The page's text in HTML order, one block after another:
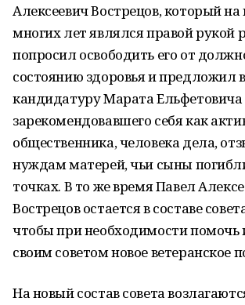
Алексеевич Вострецов, который
многих лет являлся правой рукой
попросил освободить его от
состоянию здоровья и предложил
кандидатуру Марата
зарекомендовавшего себя как
общественника, человека дела,
нуждам матерей, чьи сыны
точках. В то же время Павел
Вострецов остается в составе
чтобы при необходимости помочь
своим советом новое ветеранское
На новый состав совета